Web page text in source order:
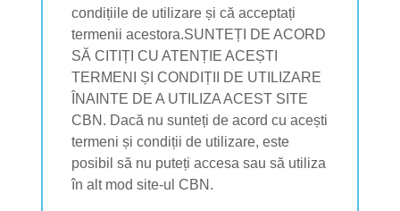
condițiile de utilizare și că acceptați
termenii acestora.SUNTEȚI DE ACORD
SĂ CITIȚI CU ATENȚIE ACEȘTI
TERMENI ȘI CONDIȚII DE UTILIZARE
ÎNAINTE DE A UTILIZA ACEST SITE
CBN. Dacă nu sunteți de acord cu acești
termeni și condiții de utilizare, este
posibil să nu puteți accesa sau să utiliza
în alt mod site-ul CBN.